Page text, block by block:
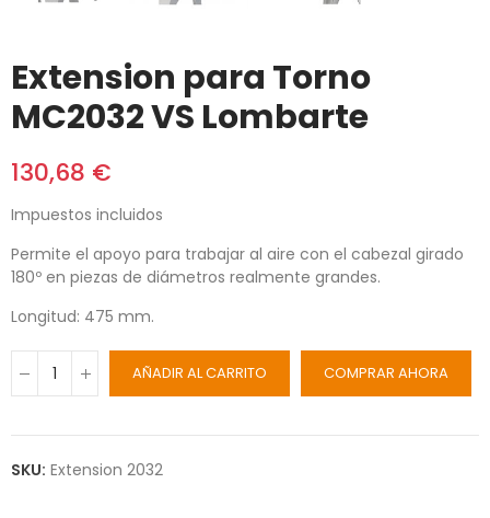
Extension para Torno
MC2032 VS Lombarte
130,68 €
Impuestos incluidos
Permite el apoyo para trabajar al aire con el cabezal girado
180º en piezas de diámetros realmente grandes.
Longitud: 475 mm.
AÑADIR AL CARRITO COMPRAR AHORA
SKU: Extension 2032